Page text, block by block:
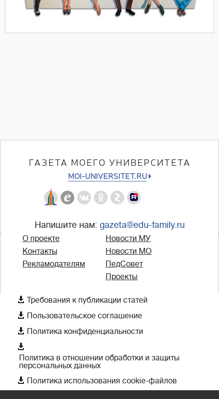
ГАЗЕТА МОЕГО УНИВЕРСИТЕТА
MOI-UNIVERSITET.RU
Напишите нам: gazeta@edu-family.ru
О проекте
Контакты
Рекламодателям
Новости МУ
Новости МО
ПедСовет
Проекты
 Требования к публикации статей
 Пользовательское соглашение
 Политика конфиденциальности

Политика в отношении обработки и защиты
персональных данных
 Политика использования cookie-файлов